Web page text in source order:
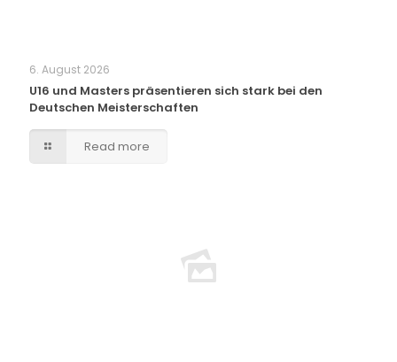
6. August 2026
U16 und Masters präsentieren sich stark bei den
Deutschen Meisterschaften
Read more